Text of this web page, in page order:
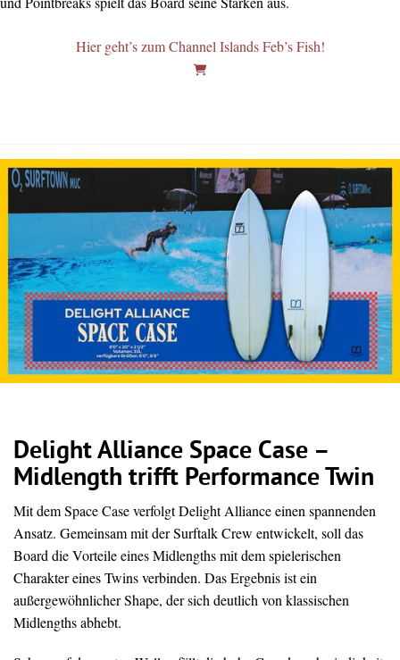
Hier geht’s zum Channel Islands Feb’s Fish!
Delight Alliance Space Case –
Midlength trifft Performance Twin
Mit dem Space Case verfolgt Delight Alliance einen spannenden
Ansatz. Gemeinsam mit der Surftalk Crew entwickelt, soll das
Board die Vorteile eines Midlengths mit dem spielerischen
Charakter eines Twins verbinden. Das Ergebnis ist ein
außergewöhnlicher Shape, der sich deutlich von klassischen
Midlengths abhebt.